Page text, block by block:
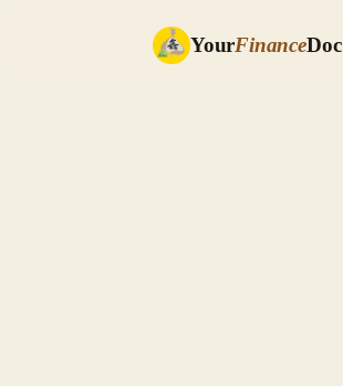
YourFinanceDoc